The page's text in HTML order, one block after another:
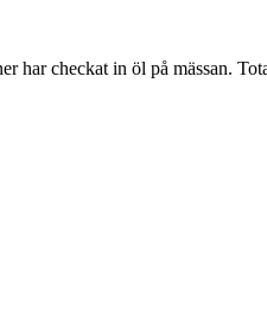
har checkat in öl på mässan.